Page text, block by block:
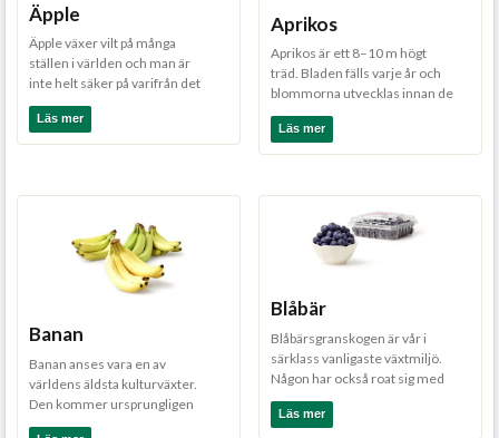
Äpple
Äpple växer vilt på många
ställen i världen och man är
inte helt säker på varifrån det
ursprungligen...
Läs mer
Aprikos
Aprikos är ett 8–10 m högt
träd. Bladen fälls varje år och
blommorna utvecklas innan de
nya bladen spru...
Läs mer
Banan
Banan anses vara en av
världens äldsta kulturväxter.
Den kommer ursprungligen
från tropiska Sydostasien, d...
Blåbär
Blåbärsgranskogen är vår i
särklass vanligaste växtmiljö.
Någon har också roat sig med
att räkna ut ...
Läs mer